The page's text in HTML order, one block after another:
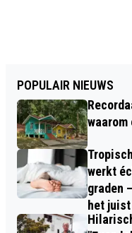
POPULAIR NIEUWS
werkt
graden
het